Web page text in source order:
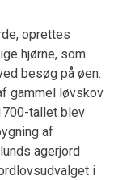
oprettes
hjørne, som
besøg på øen.
gammel løvskov
tallet blev
af
agerjord
i